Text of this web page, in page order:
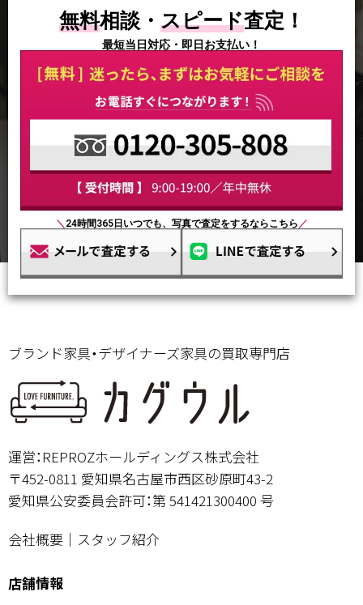
無料相談・ スピード査定！
最短当日対応・即日お支払い！
＼ 24時間365日いつでも、写真で査定をするならこちら ／
ブランド家具・デザイナーズ家具の買取専門店
運営：REPROZホールディングス株式会社
〒452-0811 愛知県名古屋市西区砂原町43-2
愛知県公安委員会許可：第 541421300400 号
会社概要 ｜ スタッフ紹介
店舗情報